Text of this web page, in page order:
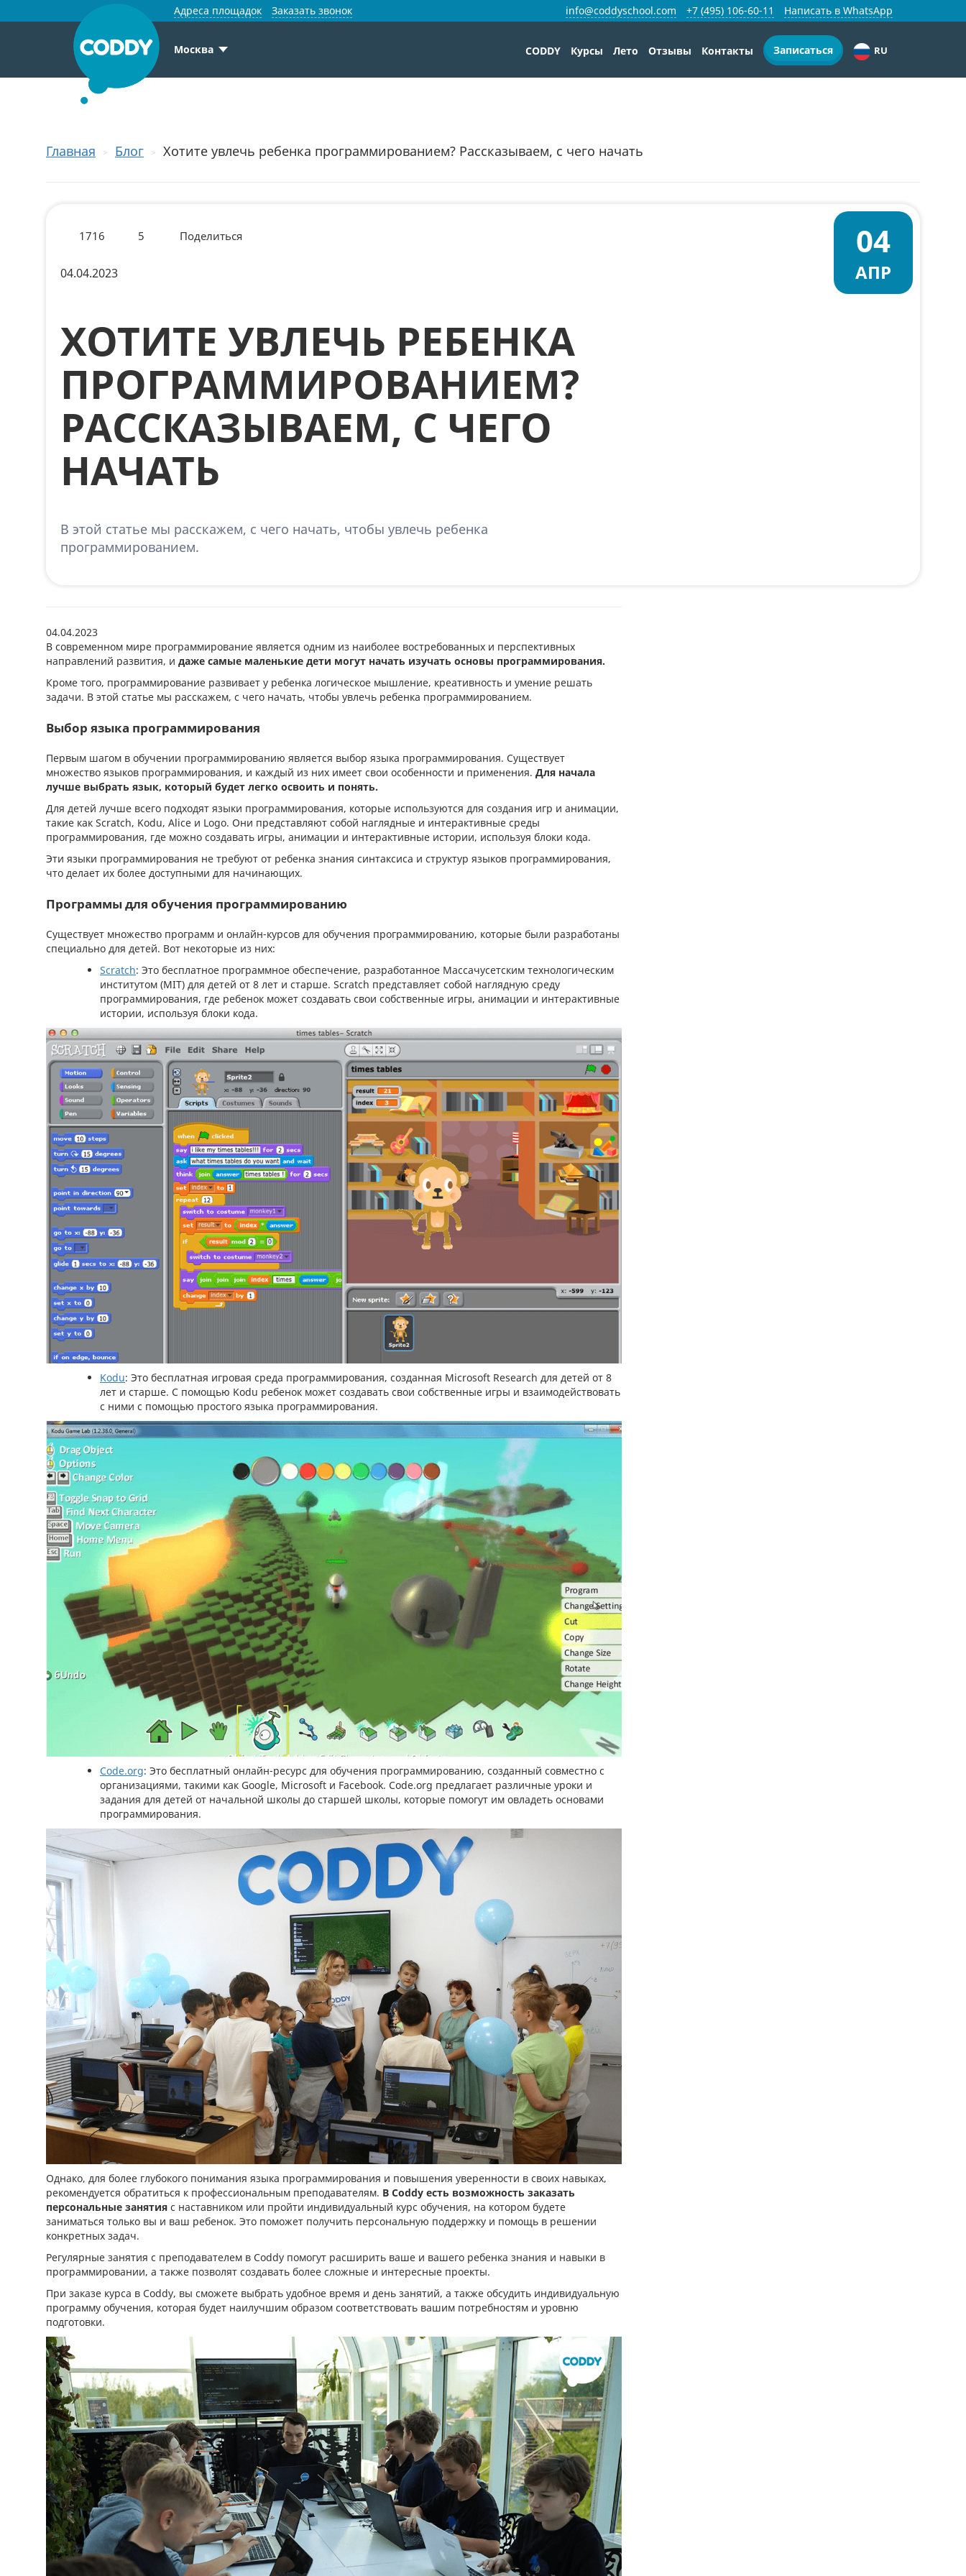
Адреса площадок Заказать звонок Написать в WhatsApp
+7 (495) 106-60-11
info@coddyschool.com
Москва CODDY Курсы Лето Отзывы Контакты Записаться RU
Главная Блог Хотите увлечь ребенка программированием? Рассказываем, с чего начать
1716 5 Поделиться
04.04.2023
ХОТИТЕ УВЛЕЧЬ РЕБЕНКА
ПРОГРАММИРОВАНИЕМ?
РАССКАЗЫВАЕМ, С ЧЕГО
НАЧАТЬ
В этой статье мы расскажем, с чего начать, чтобы увлечь ребенка
программированием.
04
АПР
04.04.2023
В современном мире программирование является одним из наиболее востребованных и перспективных
направлений развития, и даже самые маленькие дети могут начать изучать основы программирования.
Кроме того, программирование развивает у ребенка логическое мышление, креативность и умение решать
задачи. В этой статье мы расскажем, с чего начать, чтобы увлечь ребенка программированием.
Выбор языка программирования
Первым шагом в обучении программированию является выбор языка программирования. Существует
множество языков программирования, и каждый из них имеет свои особенности и применения. Для начала
лучше выбрать язык, который будет легко освоить и понять.
Для детей лучше всего подходят языки программирования, которые используются для создания игр и анимации,
такие как Scratch, Kodu, Alice и Logo. Они представляют собой наглядные и интерактивные среды
программирования, где можно создавать игры, анимации и интерактивные истории, используя блоки кода.
Эти языки программирования не требуют от ребенка знания синтаксиса и структур языков программирования,
что делает их более доступными для начинающих.
Программы для обучения программированию
Существует множество программ и онлайн-курсов для обучения программированию, которые были разработаны
специально для детей. Вот некоторые из них:
Scratch: Это бесплатное программное обеспечение, разработанное Массачусетским технологическим
институтом (MIT) для детей от 8 лет и старше. Scratch представляет собой наглядную среду
программирования, где ребенок может создавать свои собственные игры, анимации и интерактивные
истории, используя блоки кода.
Kodu: Это бесплатная игровая среда программирования, созданная Microsoft Research для детей от 8
лет и старше. С помощью Kodu ребенок может создавать свои собственные игры и взаимодействовать
с ними с помощью простого языка программирования.
Code.org: Это бесплатный онлайн-ресурс для обучения программированию, созданный совместно с
организациями, такими как Google, Microsoft и Facebook. Code.org предлагает различные уроки и
задания для детей от начальной школы до старшей школы, которые помогут им овладеть основами
программирования.
Однако, для более глубокого понимания языка программирования и повышения уверенности в своих навыках,
рекомендуется обратиться к профессиональным преподавателям. В Coddy есть возможность заказать
персональные занятия с наставником или пройти индивидуальный курс обучения, на котором будете
заниматься только вы и ваш ребенок. Это поможет получить персональную поддержку и помощь в решении
конкретных задач.
Регулярные занятия с преподавателем в Coddy помогут расширить ваше и вашего ребенка знания и навыки в
программировании, а также позволят создавать более сложные и интересные проекты.
При заказе курса в Coddy, вы сможете выбрать удобное время и день занятий, а также обсудить индивидуальную
программу обучения, которая будет наилучшим образом соответствовать вашим потребностям и уровню
подготовки.